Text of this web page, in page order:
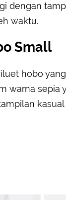
dengan
waktu.
Small
hobo
warna sepia